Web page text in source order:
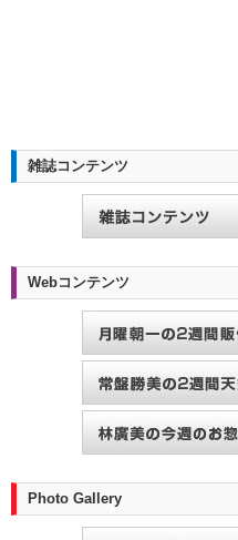
雑誌コンテンツ
Webコンテンツ
Photo Gallery